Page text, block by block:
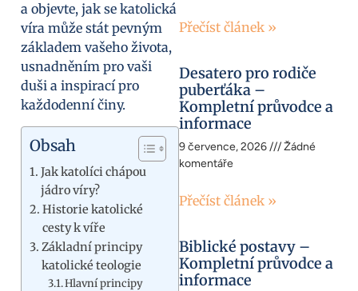
a objevte, jak se katolická
víra může stát pevným
základem vašeho života,
usnadněním pro vaši
duši a inspirací pro
každodenní činy.
Obsah
Jak katolíci chápou
jádro víry?
Historie katolické
cesty k víře
Základní principy
katolické teologie
Hlavní principy
Přečíst článek »
Desatero pro rodiče
puberťáka –
Kompletní průvodce a
informace
9 července, 2026
Žádné
komentáře
Přečíst článek »
Biblické postavy –
Kompletní průvodce a
informace